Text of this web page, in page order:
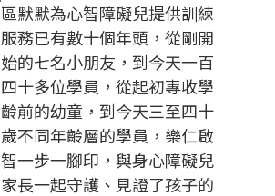
區默默為心智障礙兒提供訓練
服務已有數十個年頭，從剛開
始的七名小朋友，到今天一百
四十多位學員，從起初專收學
齡前的幼童，到今天三至四十
歲不同年齡層的學員，樂仁啟
智一步一腳印，與身心障礙兒
家長一起守護、見證了孩子的